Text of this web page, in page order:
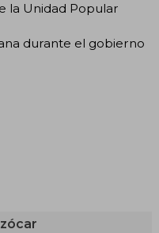
la Unidad Popular
durante el gobierno